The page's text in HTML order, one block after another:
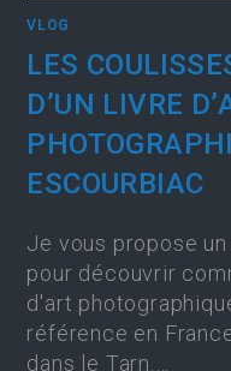
VLOG
LES
D’UN LIVRE
ESCOURBIAC
Je vous propose
pour découvrir
d'art
référence en
dans le Tarn.…